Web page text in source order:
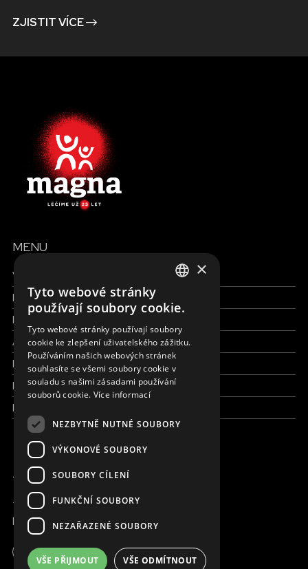
Česká republika
ZJISTIT VÍCE
MENU
Všechny formy pomoci
Finance a reporty
Pracujte s námi
Aktuálně
Kdo jsme
Kde pracujeme
Kontaktujte nás
JSME ONLINE
+420 736 416 505
kancelar@magna.org
CZECH
×
Tyto webové stránky
používají soubory cookie.
Tyto webové stránky používají soubory
cookie ke zlepšení uživatelského zážitku.
Používáním našich webových stránek
souhlasíte se všemi soubory cookie v
souladu s našimi zásadami používání
souborů cookie. Více informací
NEZBYTNĚ NUTNÉ SOUBORY
VÝKONOVÉ SOUBORY
SOUBORY CÍLENÍ
FUNKČNÍ SOUBORY
NEZAŘAZENÉ SOUBORY
VŠE PŘIJMOUT VŠE ODMÍTNOUT